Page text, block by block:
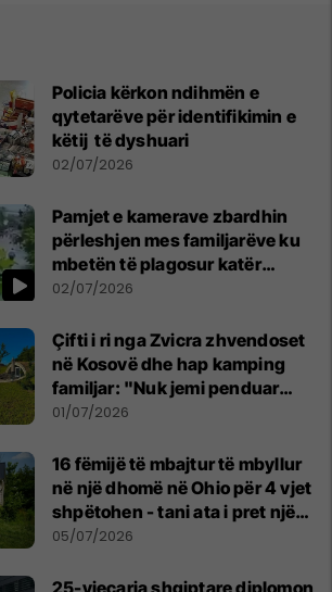
Policia kërkon ndihmën e
qytetarëve për identifikimin e
këtij të dyshuari
02/07/2026
Pamjet e kamerave zbardhin
përleshjen mes familjarëve ku
mbetën të plagosur katër
persona
02/07/2026
Çifti i ri nga Zvicra zhvendoset
në Kosovë dhe hap kamping
familjar: "Nuk jemi penduar
asnjë ditë"
01/07/2026
16 fëmijë të mbajtur të mbyllur
në një dhomë në Ohio për 4 vjet
shpëtohen - tani ata i pret një
sfidë e madhe
05/07/2026